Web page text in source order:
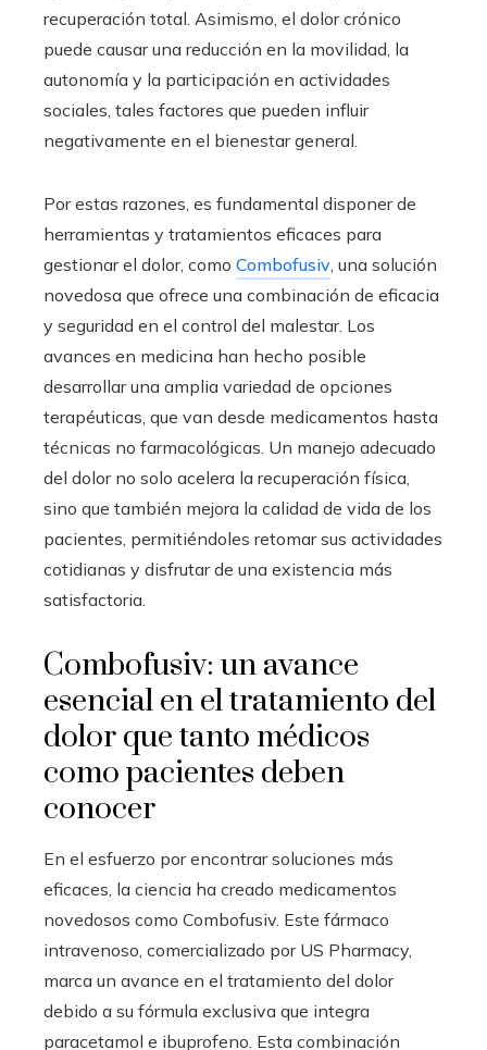
recuperación total. Asimismo, el dolor crónico
puede causar una reducción en la movilidad, la
autonomía y la participación en actividades
sociales, tales factores que pueden influir
negativamente en el bienestar general.
Por estas razones, es fundamental disponer de
herramientas y tratamientos eficaces para
gestionar el dolor, como Combofusiv , una solución
novedosa que ofrece una combinación de eficacia
y seguridad en el control del malestar. Los
avances en medicina han hecho posible
desarrollar una amplia variedad de opciones
terapéuticas, que van desde medicamentos hasta
técnicas no farmacológicas. Un manejo adecuado
del dolor no solo acelera la recuperación física,
sino que también mejora la calidad de vida de los
pacientes, permitiéndoles retomar sus actividades
cotidianas y disfrutar de una existencia más
satisfactoria.
Combofusiv: un avance
esencial en el tratamiento del
dolor que tanto médicos
como pacientes deben
conocer
En el esfuerzo por encontrar soluciones más
eficaces, la ciencia ha creado medicamentos
novedosos como Combofusiv. Este fármaco
intravenoso, comercializado por US Pharmacy,
marca un avance en el tratamiento del dolor
debido a su fórmula exclusiva que integra
paracetamol e ibuprofeno. Esta combinación